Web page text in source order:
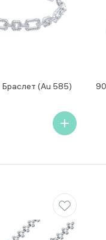
(Au 585)